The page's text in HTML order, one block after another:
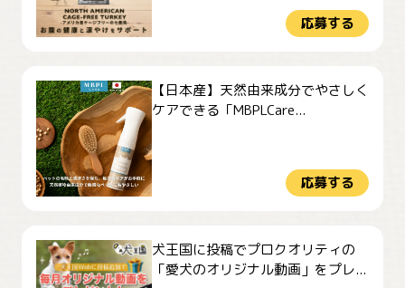
応募する
【日本産】天然由来成分でやさしく
ケアできる「MBPLCare...
応募する
犬王国に投稿でプロクオリティの
「愛犬のオリジナル動画」をプレ...